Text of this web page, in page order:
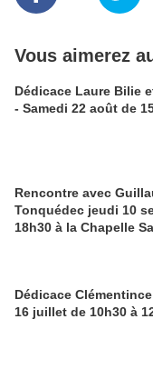
Vous aimerez
Dédicace Laure Bilie
- Samedi 22 août de
Rencontre avec
Tonquédec jeudi 10
18h30 à la Chapelle
Dédicace
16 juillet de 10h30 à